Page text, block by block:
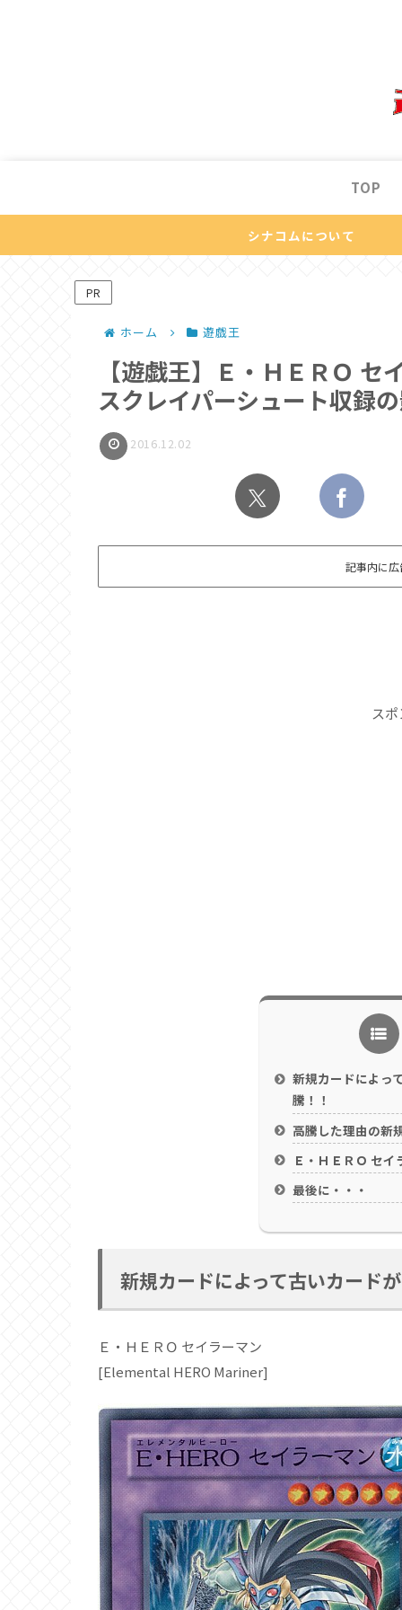
TOP
シナコムについて
PR
ホーム 遊戯王
【遊戯王】Ｅ・ＨＥＲＯ
スクレイパーシュート収録
2016.12.02
記事内に
ス
新規カードによっ
騰！！
高騰した理由の新
Ｅ・ＨＥＲＯ セ
最後に・・・
新規カードによって古いカード
Ｅ・ＨＥＲＯ セイラーマン
[Elemental HERO Mariner]